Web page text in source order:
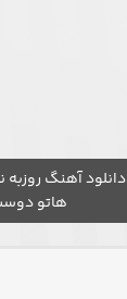
دانلود آهنگ
هاتو